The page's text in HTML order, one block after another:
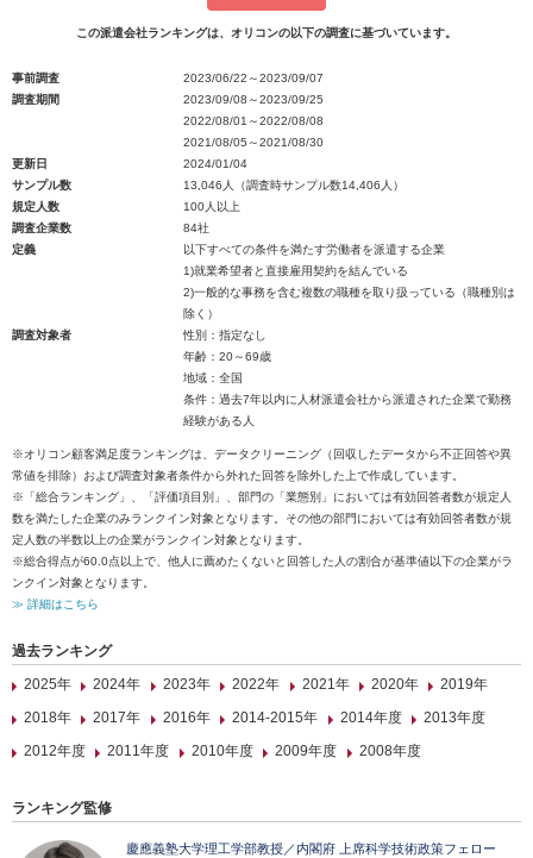
この派遣会社ランキングは、オリコンの以下の調査に基づいています。
事前調査
2023/06/22～2023/09/07
調査期間
2023/09/08～2023/09/25
2022/08/01～2022/08/08
2021/08/05～2021/08/30
更新日
2024/01/04
サンプル数
13,046人（調査時サンプル数14,406人）
規定人数
100人以上
調査企業数
84社
定義
以下すべての条件を満たす労働者を派遣する企業
1)就業希望者と直接雇用契約を結んでいる
2)一般的な事務を含む複数の職種を取り扱っている（職種別は
除く）
調査対象者
性別：指定なし
年齢：20～69歳
地域：全国
条件：過去7年以内に人材派遣会社から派遣された企業で勤務
経験がある人
※オリコン顧客満足度ランキングは、データクリーニング（回収したデータから不正回答や異
常値を排除）および調査対象者条件から外れた回答を除外した上で作成しています。
※「総合ランキング」、「評価項目別」、部門の「業態別」においては有効回答者数が規定人
数を満たした企業のみランクイン対象となります。その他の部門においては有効回答者数が規
定人数の半数以上の企業がランクイン対象となります。
※総合得点が60.0点以上で、他人に薦めたくないと回答した人の割合が基準値以下の企業がラ
ンクイン対象となります。
≫ 詳細はこちら
過去ランキング
2025年
2024年 2023年 2022年 2021年 2020年
2019年
2018年
2017年 2016年 2014-2015年 2014年度
2013年度
2012年度
2011年度 2010年度 2009年度 2008年度
ランキング監修
慶應義塾大学理工学部教授／内閣府 上席科学技術政策フェロー